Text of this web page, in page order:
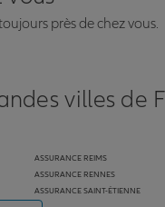
près de chez vous.
villes de
ASSURANCE REIMS
ASSURANCE RENNES
ASSURANCE SAINT-ÉTIENNE